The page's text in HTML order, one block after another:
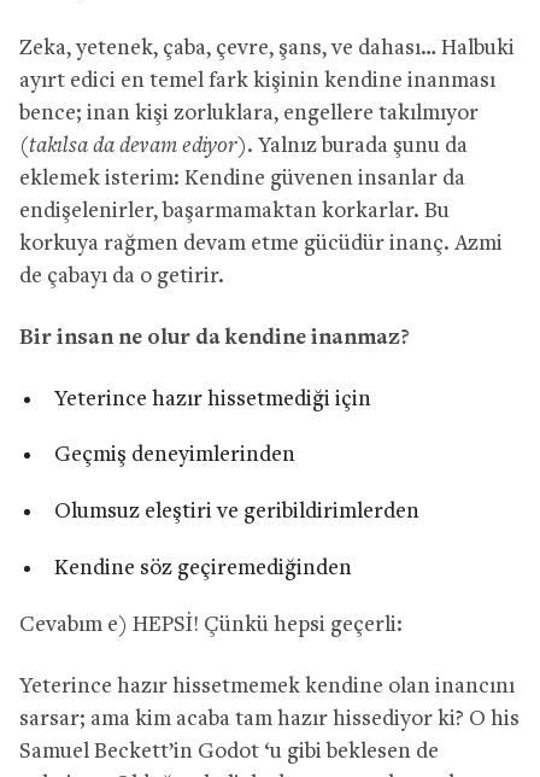
Zeka, yetenek, çaba, çevre, şans, ve dahası… Halbuki
ayırt edici en temel fark kişinin kendine inanması
bence; inan kişi zorluklara, engellere takılmıyor
(takılsa da devam ediyor). Yalnız burada şunu da
eklemek isterim: Kendine güvenen insanlar da
endişelenirler, başarmamaktan korkarlar. Bu
korkuya rağmen devam etme gücüdür inanç. Azmi
de çabayı da o getirir.
Bir insan ne olur da kendine inanmaz?
Yeterince hazır hissetmediği için
Geçmiş deneyimlerinden
Olumsuz eleştiri ve geribildirimlerden
Kendine söz geçiremediğinden
Cevabım e) HEPSİ! Çünkü hepsi geçerli:
Yeterince hazır hissetmemek kendine olan inancını
sarsar; ama kim acaba tam hazır hissediyor ki? O his
Samuel Beckett’in Godot ‘u gibi beklesen de